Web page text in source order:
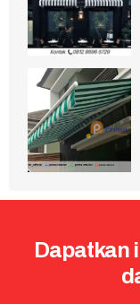
Dapatkan